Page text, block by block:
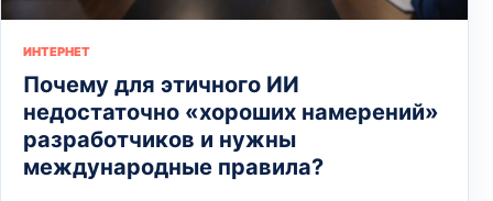
ИНТЕРНЕТ
Почему для этичного ИИ
недостаточно «хороших намерений»
разработчиков и нужны
международные правила?